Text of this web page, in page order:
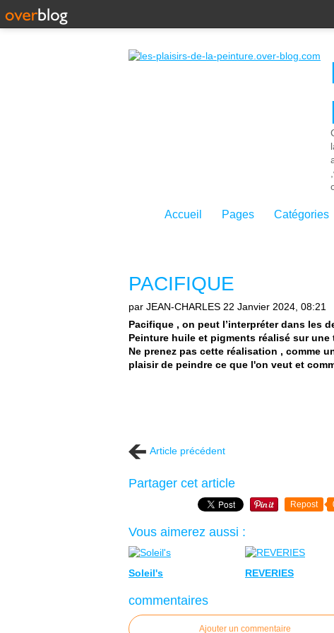
Accueil Pages Catégories
PACIFIQUE
par JEAN-CHARLES 22 Janvier 2024, 08:21
Pacifique , on peut l’interpréter dans les
Peinture huile et pigments réalisé sur une
Ne prenez pas cette réalisation , comme
plaisir de peindre ce que l'on veut et
Article précédent
Partager cet article
Repost
Vous aimerez aussi :
Soleil's REVERIES
commentaires
Ajouter un commentaire